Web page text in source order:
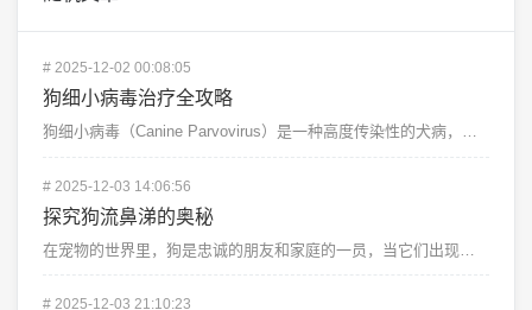
# 2025-12-02 00:08:05
狗细小病毒治疗全攻略
狗细小病毒（Canine Parvovirus）是一种高度传染性的犬病，主要影响幼犬和未接种疫苗的成...
# 2025-12-03 14:06:56
探究狗流鼻涕的奥秘
# 2025-12-03 21:10:23